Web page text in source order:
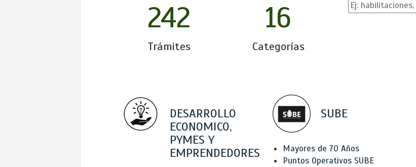
242
Trámites
16
Categorías
DESARROLLO
ECONOMICO,
PYMES Y
EMPRENDEDORES
SUBE
Mayores de 70 Años
Puntos Operativos SUBE